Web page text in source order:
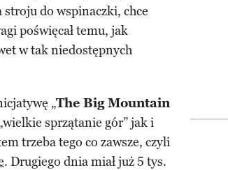
do wspinaczki, chce
poświęcał temu, jak
w tak niedostępnych
„The Big Mountain
sprzątanie gór” jak i
trzeba tego co zawsze, czyli
. Drugiego dnia miał już 5 tys.